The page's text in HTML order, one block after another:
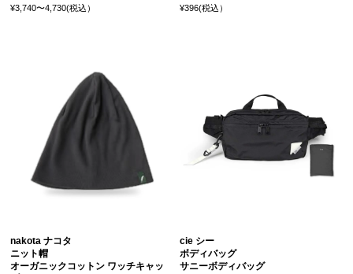
¥3,740〜4,730(税込） ¥396(税込）
nakota ナコタ
ニット帽
オーガニックコットン ワッチキャッ
cie シー
ボディバッグ
サニーボディバッグ